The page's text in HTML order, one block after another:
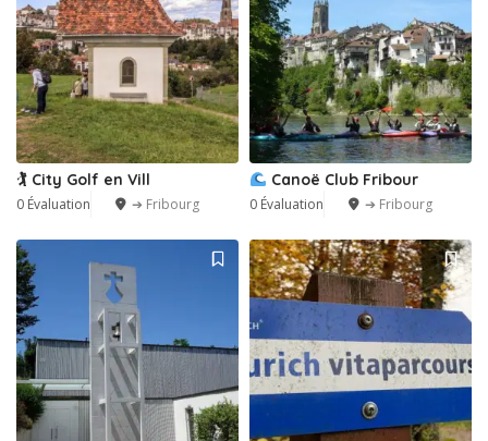
🏌️ City Golf en Vill
0 Évaluation ➔ Fribourg
Canoë Club Fribour
0 Évaluation ➔ Fribourg